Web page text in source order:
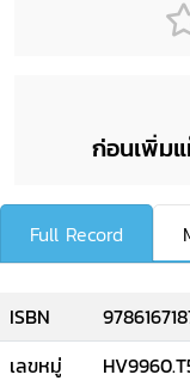
ก่อนเพิ่ม
Full Record
ISBN
เลขหมู่